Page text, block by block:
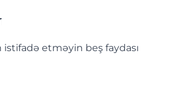
etməyin beş faydası